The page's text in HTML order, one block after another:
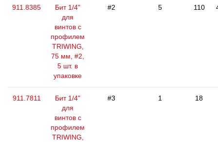
911.8385
Бит 1/4"
для
винтов с
профилем
TRIWING,
75 мм, #2,
5 шт. в
упаковке
#2 5 110
911.7811
Бит 1/4"
для
винтов с
профилем
TRIWING,
#3 1 18